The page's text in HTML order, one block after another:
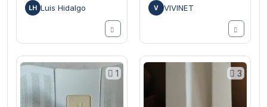
LH Luis Hidalgo V VIVINET
1 3